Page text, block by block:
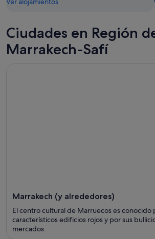
Ciudades en Región
Marrakech-Safí
Marrakech (y alrededores)
El centro cultural de Marruecos es conocido
característicos edificios rojos y por sus
mercados.